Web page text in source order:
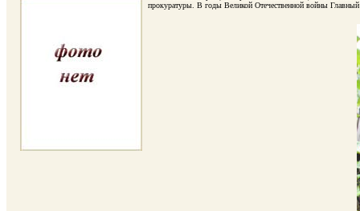
прокуратуры. В годы Великой Отечественной войны